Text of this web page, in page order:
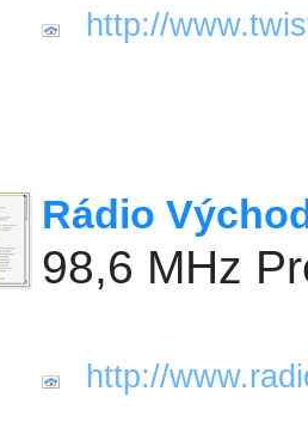
http://
Rádio
98,6 MHz
http://